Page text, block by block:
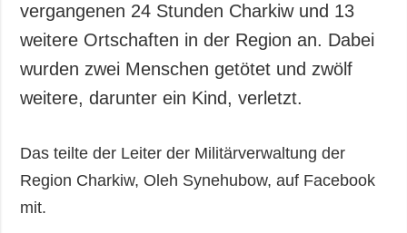
vergangenen 24 Stunden Charkiw und 13
weitere Ortschaften in der Region an. Dabei
wurden zwei Menschen getötet und zwölf
weitere, darunter ein Kind, verletzt.
Das teilte der Leiter der Militärverwaltung der
Region Charkiw, Oleh Synehubow, auf Facebook
mit.